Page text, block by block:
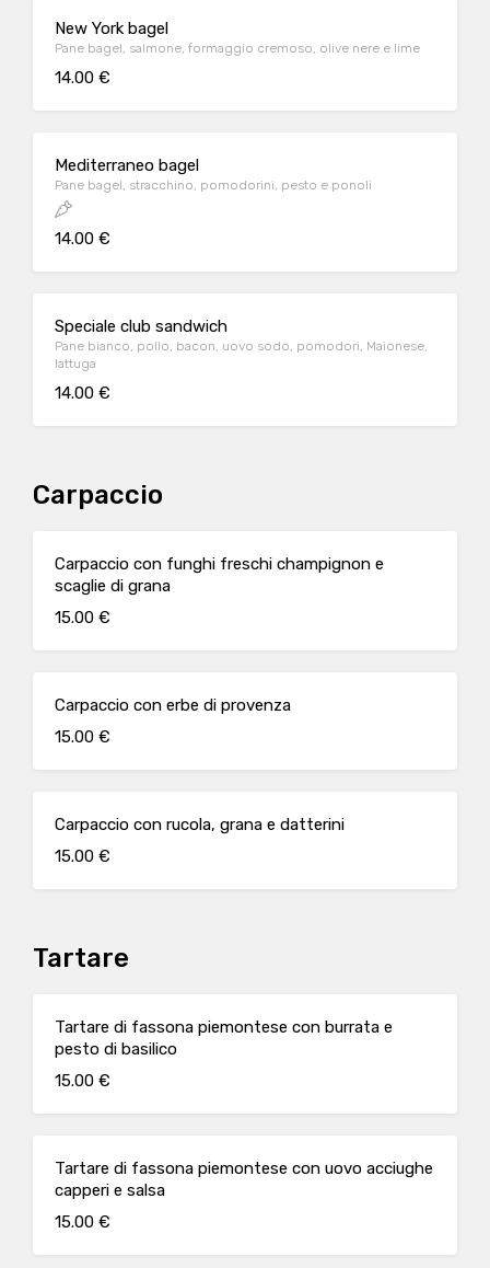
New York bagel
Pane bagel, salmone, formaggio cremoso, olive nere e lime
14.00 €
Mediterraneo bagel
Pane bagel, stracchino, pomodorini, pesto e ponoli
14.00 €
Speciale club sandwich
Pane bianco, pollo, bacon, uovo sodo, pomodori, Maionese,
lattuga
14.00 €
Carpaccio
Carpaccio con funghi freschi champignon e
scaglie di grana
15.00 €
Carpaccio con erbe di provenza
15.00 €
Carpaccio con rucola, grana e datterini
15.00 €
Tartare
Tartare di fassona piemontese con burrata e
pesto di basilico
15.00 €
Tartare di fassona piemontese con uovo acciughe
capperi e salsa
15.00 €